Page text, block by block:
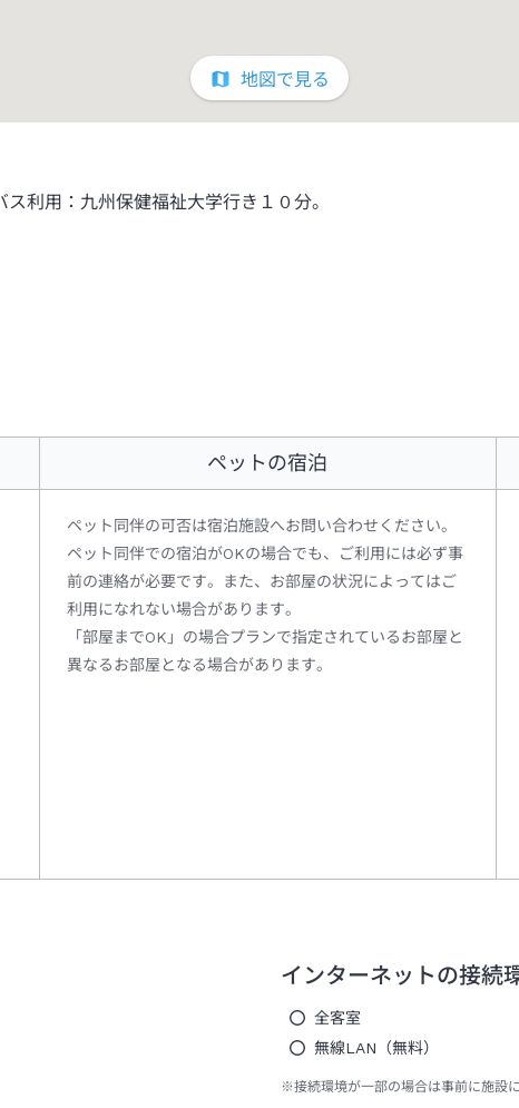
地図で見る
利用：九州保健福祉大学行き１０分。
ペットの宿泊
ペット同伴の可否は宿泊施設へお問い合わせください。
ペット同伴での宿泊がOKの場合でも、ご利用には必ず事
前の連絡が必要です。また、お部屋の状況によってはご
利用になれない場合があります。
「部屋までOK」の場合プランで指定されているお部屋と
異なるお部屋となる場合があります。
インターネットの接続
全客室
無線LAN（無料）
※接続環境が一部の場合は事前に施設